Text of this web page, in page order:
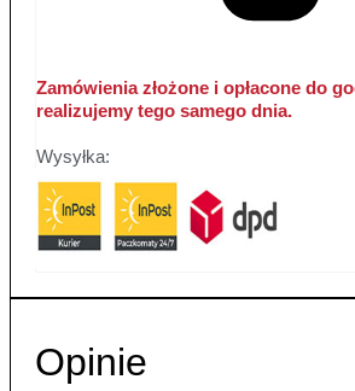
Zamówienia złożone i opłacone do
realizujemy tego samego dnia.
Wysyłka:
Opinie